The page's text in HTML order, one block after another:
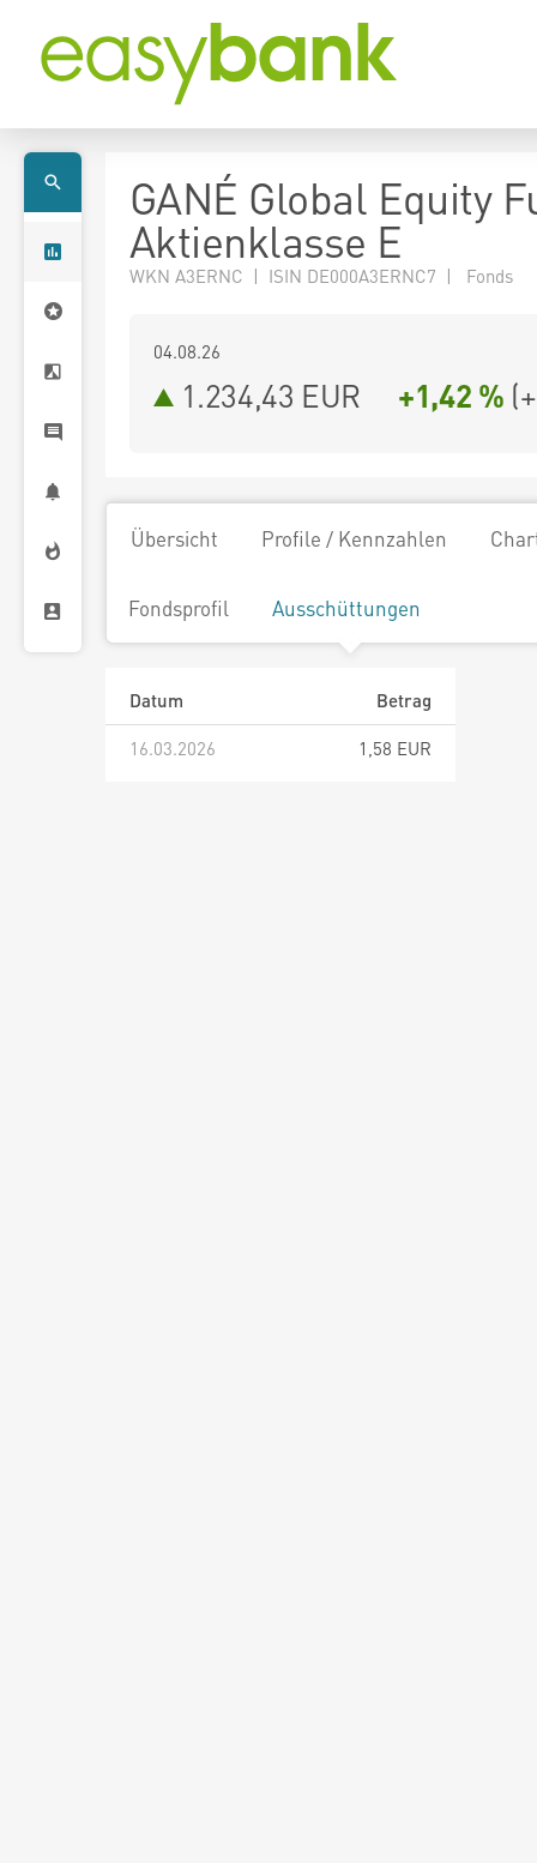
GANÉ Global Equity
Aktienklasse E
WKN A3ERNC | ISIN DE000A3ERNC7 | Fonds
04.08.26
1.234,43 EUR +1,42 % (
Übersicht Profile / Kennzahlen
Fondsprofil Ausschüttungen
Datum
Betrag
16.03.2026
1,58 EUR